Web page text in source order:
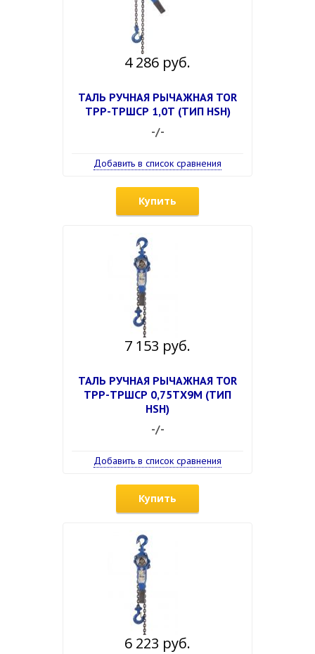
4 286 руб.
ТАЛЬ РУЧНАЯ РЫЧАЖНАЯ TOR
ТРР-ТРШСР 1,0Т (ТИП HSH)
-/-
Добавить в список сравнения
Купить
7 153 руб.
ТАЛЬ РУЧНАЯ РЫЧАЖНАЯ TOR
ТРР-ТРШСР 0,75ТХ9М (ТИП
HSH)
-/-
Добавить в список сравнения
Купить
6 223 руб.